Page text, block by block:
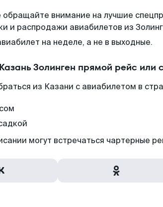
обращайте внимание на лучшие
и распродажи авиабилетов из
на неделе, а не в выходные.
Золинген прямой рейс или
из Казани с авиабилетом в
могут встречаться чартерные